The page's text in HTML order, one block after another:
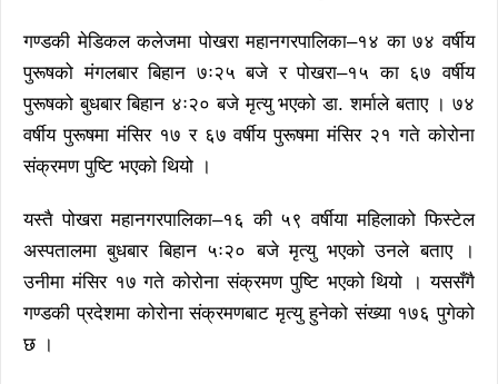
गण्डकी मेडिकल कलेजमा पोखरा महानगरपालिका–१४ का ७४ वर्षीय
पुरूषको मंगलबार बिहान ७ः२५ बजे र पोखरा–१५ का ६७ वर्षीय
पुरूषको बुधबार बिहान ४ः२० बजे मृत्यु भएको डा. शर्माले बताए । ७४
वर्षीय पुरूषमा मंसिर १७ र ६७ वर्षीय पुरूषमा मंसिर २१ गते कोरोना
संक्रमण पुष्टि भएको थियो ।
यस्तै पोखरा महानगरपालिका–१६ की ५९ वर्षीया महिलाको फिस्टेल
अस्पतालमा बुधबार बिहान ५ः२० बजे मृत्यु भएको उनले बताए ।
उनीमा मंसिर १७ गते कोरोना संक्रमण पुष्टि भएको थियो । यससँगै
गण्डकी प्रदेशमा कोरोना संक्रमणबाट मृत्यु हुनेको संख्या १७६ पुगेको
छ ।